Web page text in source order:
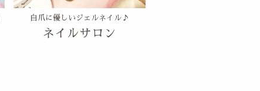
自爪に優しいジェルネイル♪
ネイルサロン